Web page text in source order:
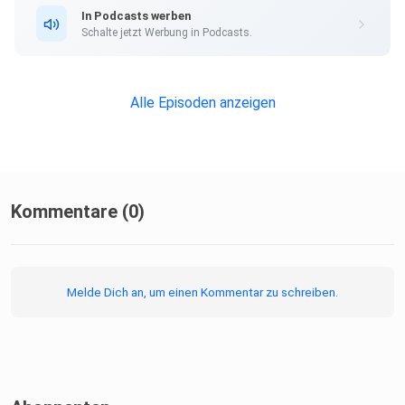
Dieser Podcast wird unterstützt
geschenkt Einzulösen
In Podcasts werben
Schalte jetzt Werbung in Podcasts.
Alle Episoden anzeigen
Kommentare (0)
Melde Dich an, um einen Kommentar zu schreiben.